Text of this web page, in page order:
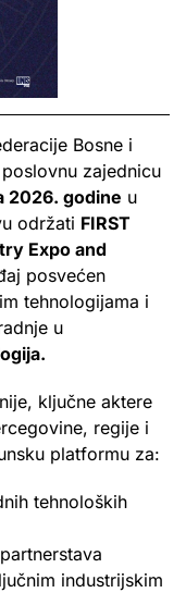
Bosne i
zajednicu
2026. godine u
održati FIRST
Expo and
posvećen
tehnologijama i
u
ključne aktere
regije i
platformu za:
tehnoloških
industrijskim